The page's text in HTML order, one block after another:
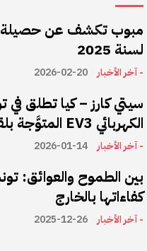
مبوب تكشف عن حصيلة
لسنة 2025
- آخر الأخبار 2026-02-20
سيتي كارز – كيا تطلق في
الكهربائي EV3 المتوَّجة بلقب سيارة العام عالميًا
- آخر الأخبار 2026-01-14
بين الطموح والعوائق:
كفاءاتها بالخارج
- آخر الأخبار 2025-12-26